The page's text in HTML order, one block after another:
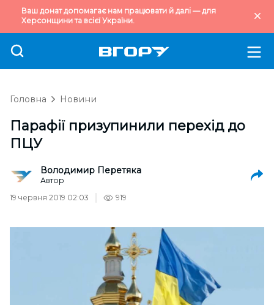
Ваш донат допомагає нам працювати й далі — для
Херсонщини та всієї України.
Головна Новини
Парафії призупинили перехід до
ПЦУ
Володимир Перетяка
Автор
19 червня 2019 02:03
919